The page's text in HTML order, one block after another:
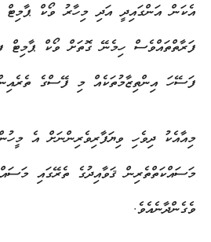
އެކަން އަންގައިދީ އަދި މިހާރު ވޯކް ޕާމިޓް
ފަރާތްތައްވެސް ހިމެނޭ ގޮތަށް ވޯކް ޕާމިޓް
ފަސޭހަ އިންތިޒާމުތަކެއް މި ފޭސްގެ
މިއާއެކު ދިވެހި ވިޔަފާރިވެރިންނަށް އެ
މަސައްކަތްތެރިން ޤަވާއިދުގެ ތެރޭގައި
ވެގެންދާނެއެވެ.